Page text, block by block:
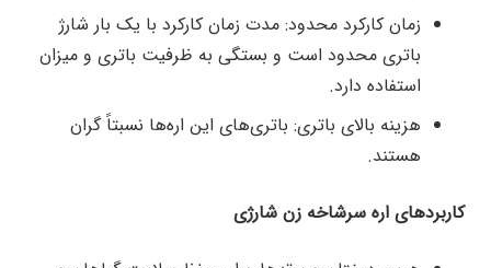
زمان کارکرد محدود: مدت زمان کارکرد با یک بار شارژ
باتری محدود است و بستگی به ظرفیت باتری و میزان
استفاده دارد.
هزینه بالای باتری: باتری‌های این اره‌ها نسبتاً گران
هستند.
کاربردهای اره سرشاخه زن شارژی